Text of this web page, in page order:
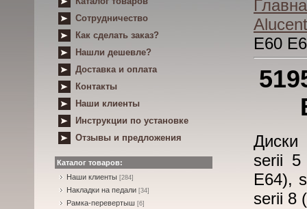
Сотрудничество
Как сделать заказ?
Нашли дешевле?
Доставка и оплата
Контакты
Наши клиенты
Инструкции по установке
Отзывы и предложения
Каталог товаров:
Наши клиенты [284]
Накладки на педали [34]
Рамка-перевертыш [6]
E60
serii
E64),
serii 8